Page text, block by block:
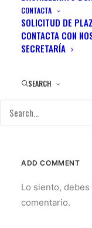
CONTACTA
SOLICITUD DE
CONTACTA CON
SECRETARÍA
SEARCH
6+ different
visual
ADD COMMENT
Lo siento,
comentario.